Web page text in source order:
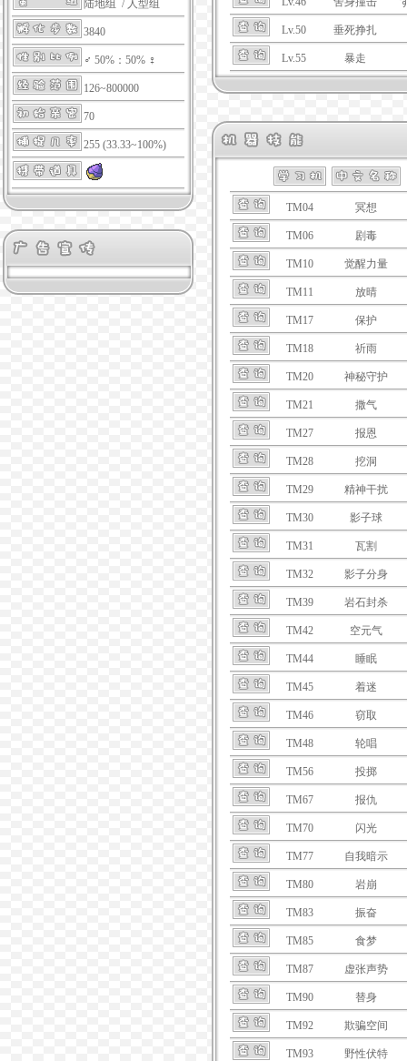
陆地组 / 人型组
3840
♂ 50%：50% ♀
126~800000
70
255 (33.33~100%)
Lv.50 垂死挣扎
Lv.55 暴走
TM04 冥想
TM06 剧毒
TM10 觉醒力量
TM11 放晴
TM17 保护
TM18 祈雨
TM20 神秘守护
TM21 撒气
TM27 报恩
TM28 挖洞
TM29 精神干扰
TM30 影子球
TM31 瓦割
TM32 影子分身
TM39 岩石封杀
TM42 空元气
TM44 睡眠
TM45 着迷
TM46 窃取
TM48 轮唱
TM56 投掷
TM67 报仇
TM70 闪光
TM77 自我暗示
TM80 岩崩
TM83 振奋
TM85 食梦
TM87 虚张声势
TM90 替身
TM92 欺骗空间
TM93 野性伏特